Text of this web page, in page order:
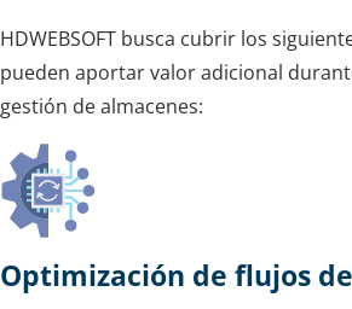
HDWEBSOFT busca cubrir los
pueden aportar valor adicional
gestión de almacenes:
Optimización de flujos